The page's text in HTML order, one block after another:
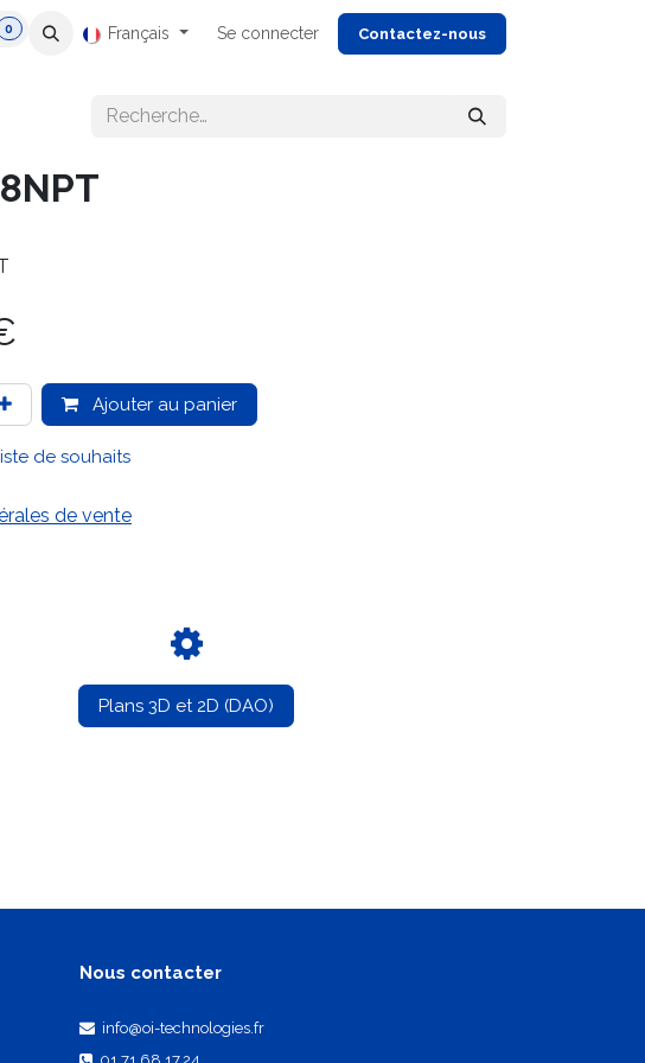
Ressources
0 Français Se connecter Contactez-nous
Ajouter au panier
de souhaits
de vente
Plans 3D et 2D (DAO)
Nous contacter
info@oi-technologies.fr